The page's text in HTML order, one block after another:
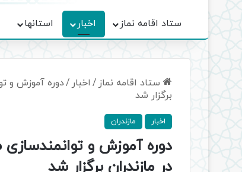
ستاد اقامه نماز اخبار استانها
ستاد اقامه نماز / اخبار /دوره آموزش و
برگزار شد
اخبار مازندران
دوره آموزش و
در مازندران برگزار شد